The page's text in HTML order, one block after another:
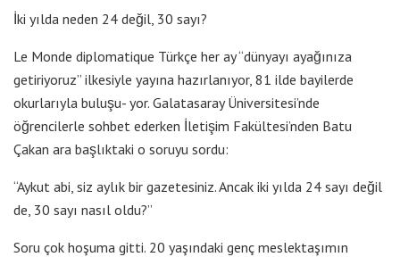
İki yılda neden 24 değil, 30 sayı?
Le Monde diplomatique Türkçe her ay “dünyayı ayağınıza
getiriyoruz” ilkesiyle yayına hazırlanıyor, 81 ilde bayilerde
okurlarıyla buluşu- yor. Galatasaray Üniversitesi’nde
öğrencilerle sohbet ederken İletişim Fakültesi’nden Batu
Çakan ara başlıktaki o soruyu sordu:
“Aykut abi, siz aylık bir gazetesiniz. Ancak iki yılda 24 sayı değil
de, 30 sayı nasıl oldu?”
Soru çok hoşuma gitti. 20 yaşındaki genç meslektaşımın